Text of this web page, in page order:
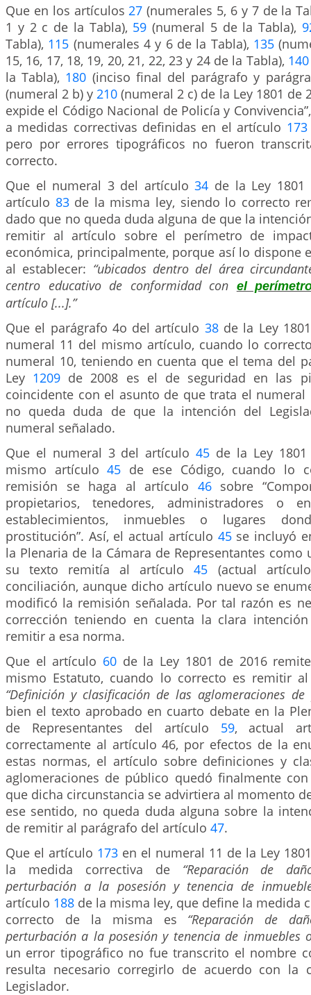
Que en los artículos27 (numerales 5, 6 y 7 de la
1 y 2 c de la Tabla), 59 (numeral 5 de la Tabla),
Tabla), 115 (numerales 4 y 6 de la Tabla), 135
15, 16, 17, 18, 19, 20, 21, 22, 23 y 24 de la Tabla), 140
la Tabla), 180 (inciso final del parágrafo y
(numeral 2 b) y210 (numeral 2 c) de la Ley 1801 de
expide el Código Nacional de Policía y
a medidas correctivas definidas en el artículo 173
pero por errores tipográficos no fueron
correcto.
Que el numeral 3 del artículo34 de la Ley
artículo 83de la misma ley, siendo lo correcto
dado que no queda duda alguna de que la
remitir al artículo sobre el perímetro de
económica, principalmente, porque así lo dispone
al establecer: “ubicados dentro del área
centro educativo de conformidad con el
artículo [...].”
Que el parágrafo 4o del artículo 38de la Ley
numeral 11 del mismo artículo, cuando lo
numeral 10, teniendo en cuenta que el tema del
Ley 1209 de 2008 es el de seguridad en las
coincidente con el asunto de que trata el numeral
no queda duda de que la intención del
numeral señalado.
Que el numeral 3 del artículo45 de la Ley
mismo artículo45 de ese Código, cuando lo
remisión se haga al artículo 46sobre
propietarios, tenedores, administradores o
establecimientos, inmuebles o lugares
prostitución”. Así, el actual artículo 45se incluyó
la Plenaria de la Cámara de Representantes
su texto remitía al artículo45 (actual
conciliación, aunque dicho artículo nuevo se
modificó la remisión señalada. Por tal razón es
corrección teniendo en cuenta la clara
remitir a esa norma.
Que el artículo 60de la Ley 1801 de 2016
mismo Estatuto, cuando lo correcto es remitir
“Definición y clasificación de las aglomeraciones
bien el texto aprobado en cuarto debate en la
de Representantes del artículo 59, actual
correctamente al artículo 46, por efectos de la
estas normas, el artículo sobre definiciones y
aglomeraciones de público quedó finalmente
que dicha circunstancia se advirtiera al momento
ese sentido, no queda duda alguna sobre la
de remitir al parágrafo del artículo 47.
Que el artículo 173 en el numeral 11 de la Ley
la medida correctiva de “Reparación de
perturbación a la posesión y tenencia de
artículo 188 de la misma ley, que define la medida
correcto de la misma es “Reparación de
perturbación a la posesión y tenencia de inmuebles
un error tipográfico no fue transcrito el nombre
resulta necesario corregirlo de acuerdo con la
Legislador.